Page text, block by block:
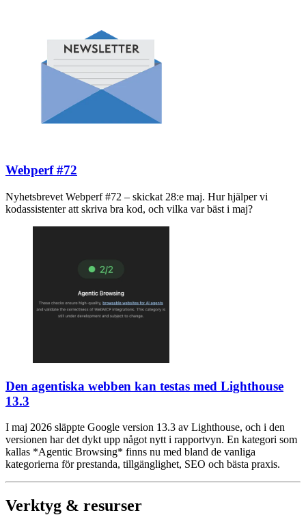
Webperf #72
Nyhetsbrevet Webperf #72 – skickat 28:e maj. Hur hjälper vi
kodassistenter att skriva bra kod, och vilka var bäst i maj?
Den agentiska webben kan testas med Lighthouse
13.3
I maj 2026 släppte Google version 13.3 av Lighthouse, och i den
versionen har det dykt upp något nytt i rapportvyn. En kategori som
kallas *Agentic Browsing* finns nu med bland de vanliga
kategorierna för prestanda, tillgänglighet, SEO och bästa praxis.
Verktyg & resurser